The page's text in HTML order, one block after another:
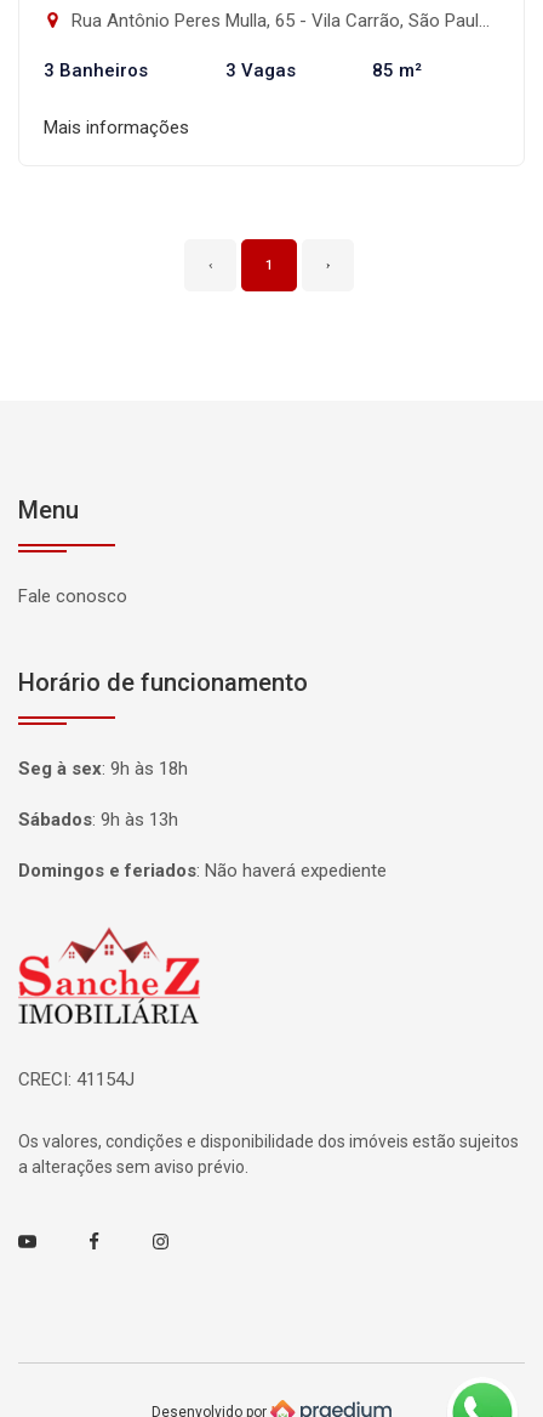
Rua Antônio Peres Mulla, 65 - Vila Carrão, São Paulo-SP
3 Banheiros 3 Vagas 85 m²
Mais informações
‹ 1 ›
Menu
Fale conosco
Horário de funcionamento
Seg à sex: 9h às 18h
Sábados: 9h às 13h
Domingos e feriados: Não haverá expediente
Página inicial
CRECI: 41154J
Os valores, condições e disponibilidade dos imóveis estão sujeitos
a alterações sem aviso prévio.
Youtube FacebookInstagram
Desenvolvido por